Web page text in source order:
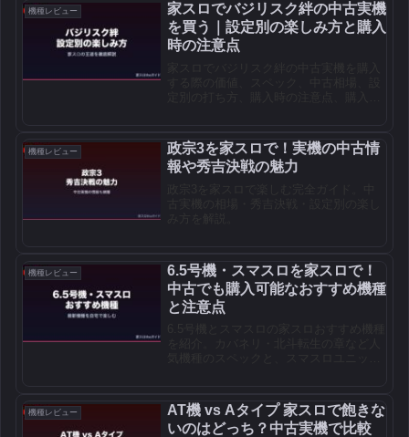
機種レビュー
家スロでバジリスク絆の中古実機
を買う｜設定別の楽しみ方と購入
時の注意点
機種レビュー
政宗3を家スロで！実機の中古情
報や秀吉決戦の魅力
機種レビュー
6.5号機・スマスロを家スロで！
中古でも購入可能なおすすめ機種
と注意点
機種レビュー
AT機 vs Aタイプ 家スロで飽きな
いのはどっち？中古実機で比較